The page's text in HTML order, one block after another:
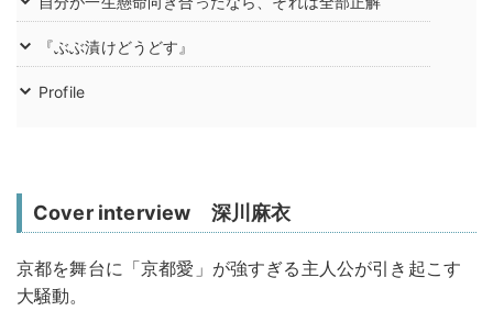
『ぶぶ漬けどうどす』
Profile
Cover interview 深川麻衣
京都を舞台に「京都愛」が強すぎる主人公が引き起こす
大騒動。